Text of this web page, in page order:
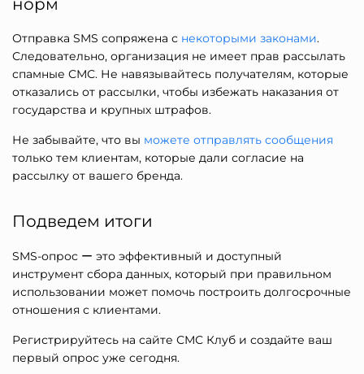
Отправка SMS сопряжена с некоторыми законами.
Следовательно, организация не имеет прав рассылать
спамные СМС. Не навязывайтесь получателям, которые
отказались от рассылки, чтобы избежать наказания от
государства и крупных штрафов.
Не забывайте, что вы можете отправлять сообщения
только тем клиентам, которые дали согласие на
рассылку от вашего бренда.
Подведем итоги
SMS-опрос ー это эффективный и доступный
инструмент сбора данных, который при правильном
использовании может помочь построить долгосрочные
отношения с клиентами.
Регистрируйтесь на сайте СМС Клуб и создайте ваш
первый опрос уже сегодня.